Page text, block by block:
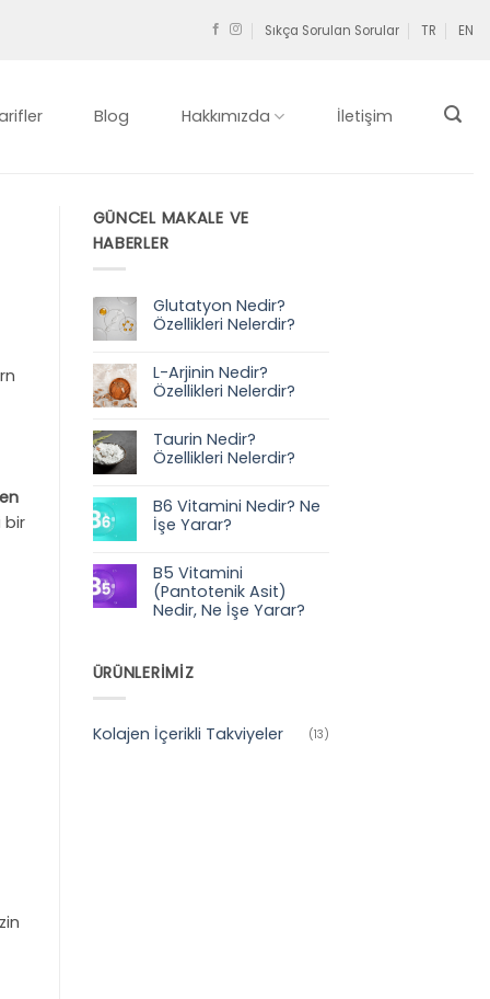
Sıkça Sorulan Sorular TR EN
Blog Hakkımızda İletişim
bir
GÜNCEL MAKALE VE
HABERLER
Glutatyon Nedir?
Özellikleri Nelerdir?
Glutatyon
Nedir?
Özellikleri
L-Arjinin Nedir?
Özellikleri Nelerdir?
L-
Arjinin
Nedir?
Taurin Nedir?
Özellikleri Nelerdir?
Taurin
Nedir?
Özellikleri
B6 Vitamini Nedir? Ne
İşe Yarar?
B6
Vitamini
Nedir?
Ne
B5 Vitamini
(Pantotenik Asit)
Nedir, Ne İşe Yarar?
Vitamini
(Pantotenik
Ne
İşe
Yarar?
ÜRÜNLERİMİZ
Kolajen İçerikli Takviyeler (13)